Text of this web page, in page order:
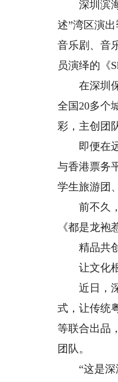
深圳滨海
述”湾区演
音乐剧、音
员演绎的《
在深圳保
全国20多个
彩，主创团
即便在远
与香港票务
学生旅游团
前不久，
《都是龙
精品共创
让文化根
近日，深
式，让传统
等联合出品
团队。
“这是深港